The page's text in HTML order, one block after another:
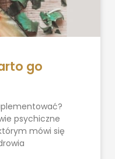
go
psychiczne
mówi się